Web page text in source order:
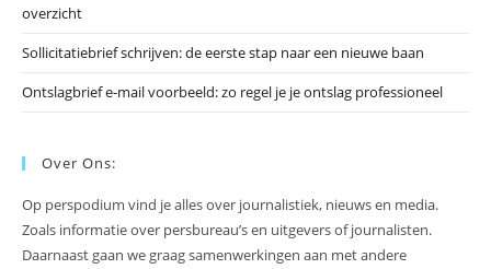
overzicht
Sollicitatiebrief schrijven: de eerste stap naar een nieuwe baan
Ontslagbrief e-mail voorbeeld: zo regel je je ontslag professioneel
Over Ons:
Op perspodium vind je alles over journalistiek, nieuws en media.
Zoals informatie over persbureau’s en uitgevers of journalisten.
Daarnaast gaan we graag samenwerkingen aan met andere